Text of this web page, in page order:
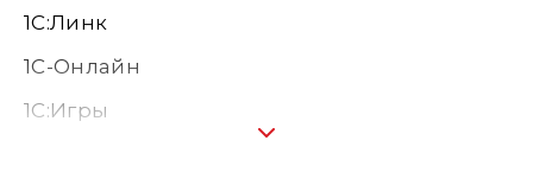
1С:Линк
1С-Онлайн
1C:Игры